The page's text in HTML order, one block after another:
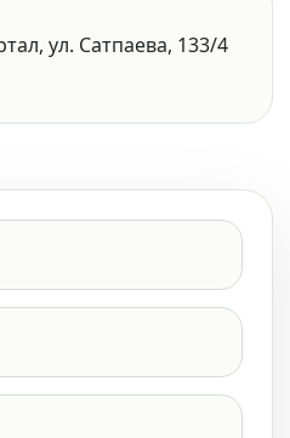
ул. Сатпаева, 133/4